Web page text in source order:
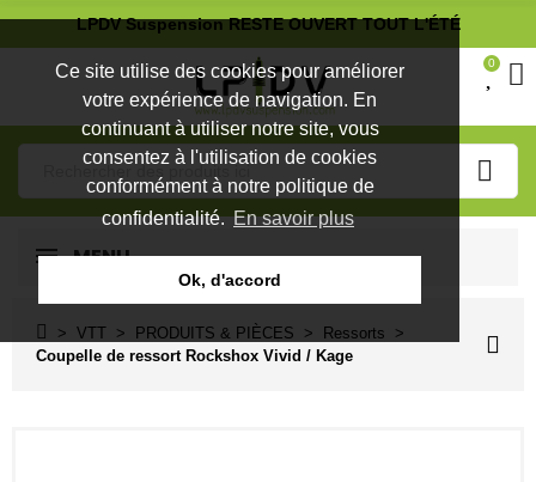
Ce site utilise des cookies pour améliorer
votre expérience de navigation. En
continuant à utiliser notre site, vous
consentez à l'utilisation de cookies
conformément à notre politique de
confidentialité.En savoir plus
Ok, d'accord
LPDV Suspension RESTE OUVERT TOUT L'ÉTÉ
0
MENU
VTT PRODUITS & PIÈCES
Ressorts
Coupelle de ressort Rockshox Vivid / Kage